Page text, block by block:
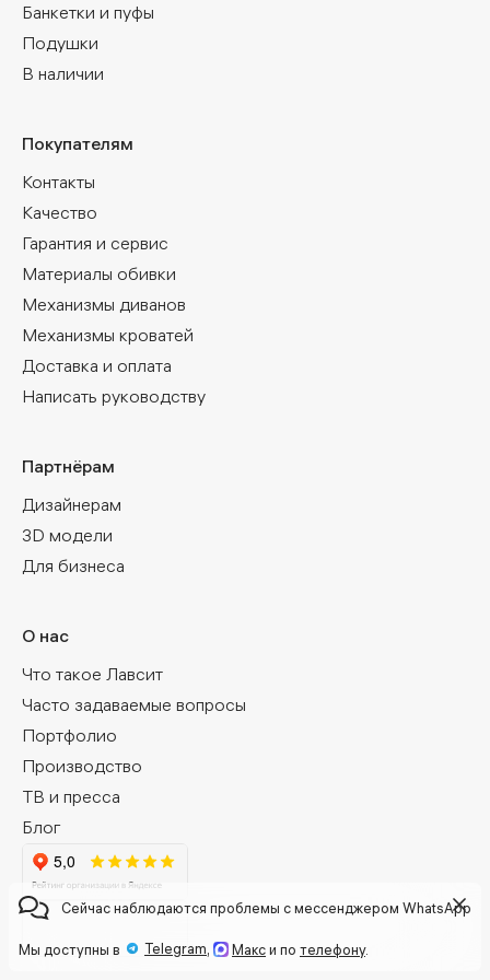
Банкетки и пуфы
Подушки
В наличии
Покупателям
Контакты
Качество
Гарантия и сервис
Материалы обивки
Механизмы диванов
Механизмы кроватей
Доставка и оплата
Написать руководству
Партнёрам
Дизайнерам
3D модели
Для бизнеса
О нас
Что такое Лавсит
Часто задаваемые вопросы
Портфолио
Производство
ТВ и пресса
Блог
Сейчас наблюдаются проблемы с мессенджером WhatsApp
Мы доступны в Telegram, Макси по телефону.